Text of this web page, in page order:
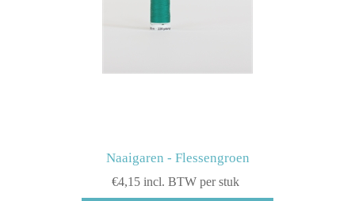
Naaigaren - Flessengroen
€4,15 incl. BTW per stuk